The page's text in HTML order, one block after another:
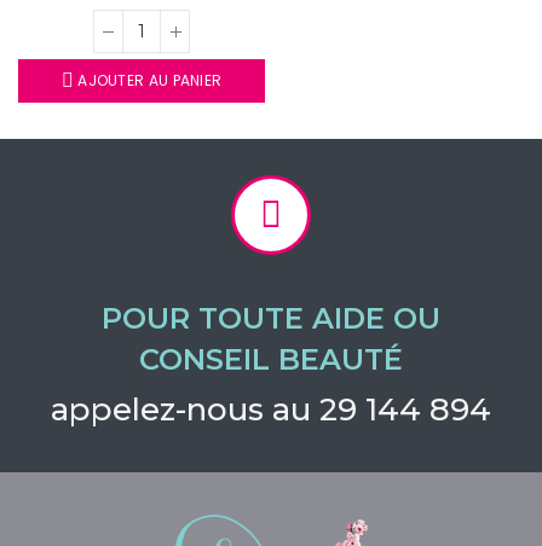
AJOUTER AU PANIER
POUR TOUTE AIDE OU
CONSEIL BEAUTÉ
appelez-nous au 29 144 894